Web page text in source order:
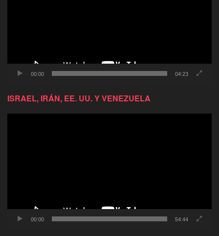
00:00 04:23
ISRAEL, IRÁN, EE. UU. Y VENEZUELA
00:00 54:44